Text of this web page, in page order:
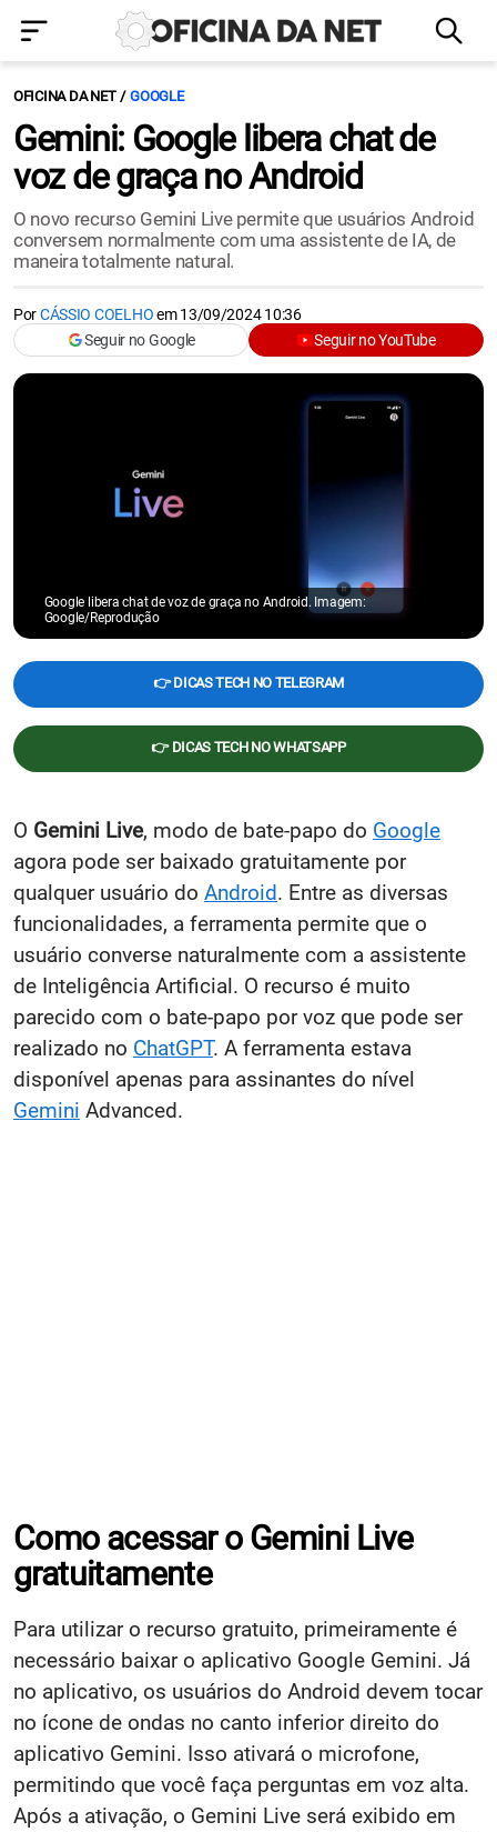
OFICINA DA NET GOOGLE
Gemini: Google libera chat de
voz de graça no Android
O novo recurso Gemini Live permite que usuários Android
conversem normalmente com uma assistente de IA, de
maneira totalmente natural.
PorCÁSSIO COELHOem13/09/2024 10:36
Seguir no Google
Seguir no YouTube
Google libera chat de voz de graça no Android. Imagem:
Google/Reprodução
👉 DICAS TECH NO TELEGRAM
👉 DICAS TECH NO WHATSAPP
O Gemini Live, modo de bate-papo do Google
agora pode ser baixado gratuitamente por
qualquer usuário do Android. Entre as diversas
funcionalidades, a ferramenta permite que o
usuário converse naturalmente com a assistente
de Inteligência Artificial. O recurso é muito
parecido com o bate-papo por voz que pode ser
realizado no ChatGPT. A ferramenta estava
disponível apenas para assinantes do nível
Gemini Advanced.
Como acessar o Gemini Live
gratuitamente
Para utilizar o recurso gratuito, primeiramente é
necessário baixar o aplicativo Google Gemini. Já
no aplicativo, os usuários do Android devem tocar
no ícone de ondas no canto inferior direito do
aplicativo Gemini. Isso ativará o microfone,
permitindo que você faça perguntas em voz alta.
Após a ativação, o Gemini Live será exibido em